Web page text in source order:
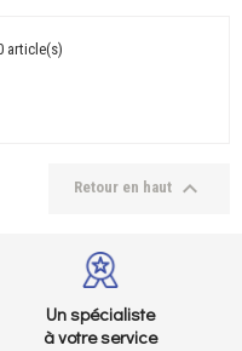
article(s)
Retour en haut 
Un spécialiste
à votre service